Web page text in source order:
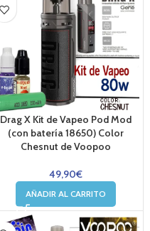
Drag X Kit de Vapeo Pod Mod
(con batería 18650) Color
Chesnut de Voopoo
49,90€
AÑADIR AL CARRITO